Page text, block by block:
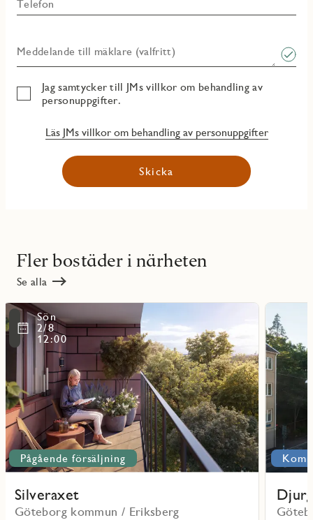
Telefon
Meddelande till mäklare (valfritt)
Jag samtycker till JMs villkor om behandling av
personuppgifter.
Läs JMs villkor om behandling av personuppgifter
Skicka
Fler bostäder i närheten
Se alla
Pågående försäljning
Silveraxet
Göteborg kommun / Eriksberg
Sön
2/8
12:00
Läs
mer
om
Silveraxet
Läs
mer
om